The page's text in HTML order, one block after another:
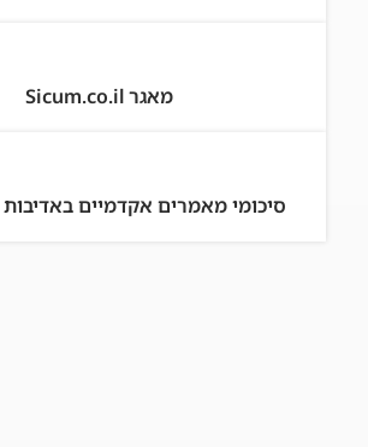
מאגר Sicum.co.il
סיכומי מאמרים אקדמיים